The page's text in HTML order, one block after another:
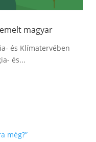
magyar
és Klímatervében
és...